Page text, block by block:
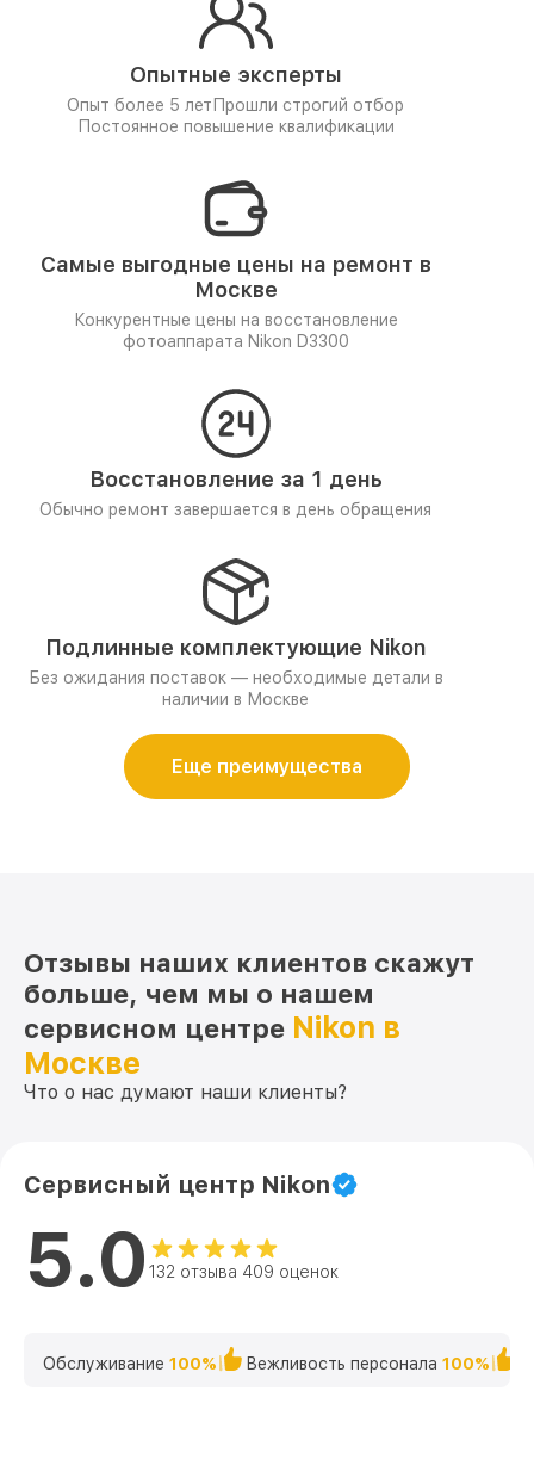
Опытные эксперты
Опыт более 5 лет Прошли строгий отбор
Постоянное повышение квалификации
Самые выгодные цены на ремонт в
Москве
Конкурентные цены на восстановление
фотоаппарата Nikon D3300
Восстановление за 1 день
Обычно ремонт завершается в день обращения
Подлинные комплектующие Nikon
Без ожидания поставок — необходимые детали в
наличии в Москве
Еще преимущества
Отзывы наших клиентов скажут
больше, чем мы о нашем
сервисном центре Nikon в
Москве
Что о нас думают наши клиенты?
Сервисный центр Nikon
5.0 132 отзыва 409 оценок
Обслуживание 100% Вежливость персонала 100%